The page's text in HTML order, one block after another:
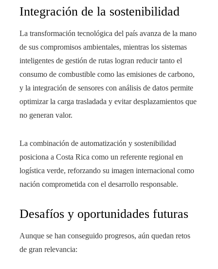
Integración de la sostenibilidad
La transformación tecnológica del país avanza de la mano
de sus compromisos ambientales, mientras los sistemas
inteligentes de gestión de rutas logran reducir tanto el
consumo de combustible como las emisiones de carbono,
y la integración de sensores con análisis de datos permite
optimizar la carga trasladada y evitar desplazamientos que
no generan valor.
La combinación de automatización y sostenibilidad
posiciona a Costa Rica como un referente regional en
logística verde, reforzando su imagen internacional como
nación comprometida con el desarrollo responsable.
Desafíos y oportunidades futuras
Aunque se han conseguido progresos, aún quedan retos
de gran relevancia: